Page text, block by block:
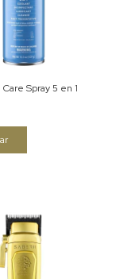
Care Spray 5 en 1